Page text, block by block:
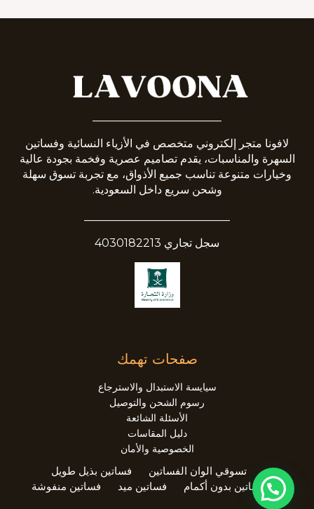
لافونا متجر إلكتروني متخصص في الأزياء النسائية وفساتين
السهرة والمناسبات، يقدم تصاميم عصرية وفخمة بجودة عالية
وخيارات متنوعة تناسب جميع الأذواق، مع تجربة تسوق سهلة
وشحن سريع داخل السعودية.
سجل تجاري 4030182213
صفحات تهمك
سيايسة الاستبدال والاسترجاع
رسوم الشحن والتوصيل
الأسئلة الشائعة
دليل المقاسات
الخصوصية والأمان
تسوقي الوان الفساتين
فساتين بذيل طويل
فساتين بدون أكمام
فساتين ميد فساتين منفوشة